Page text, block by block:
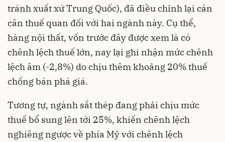
tránh xuất xứ Trung Quốc), đã điều chỉnh lại cán
cân thuế quan đối với hai ngành này. Cụ thể,
hàng nội thất, vốn trước đây được xem là có
chênh lệch thuế lớn, nay lại ghi nhận mức chênh
lệch âm (-2,8%) do chịu thêm khoảng 20% thuế
chống bán phá giá.
Tương tự, ngành sắt thép đang phải chịu mức
thuế bổ sung lên tới 25%, khiến chênh lệch
nghiêng ngược về phía Mỹ với chênh lệch